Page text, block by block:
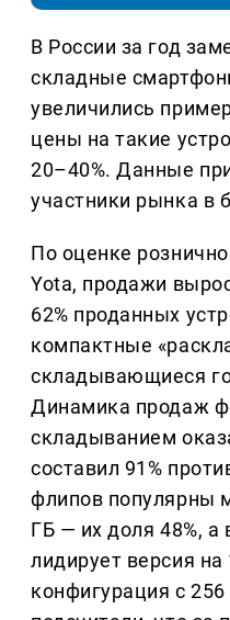
В России за год
складные
увеличились
цены на такие
20–40%. Данные
участники рынка в
По оценке
Yota, продажи
62% проданных
компактные
складывающиеся
Динамика продаж
складыванием
составил 91%
флипов популярны
ГБ — их доля 48%, а
лидирует версия
конфигурация с